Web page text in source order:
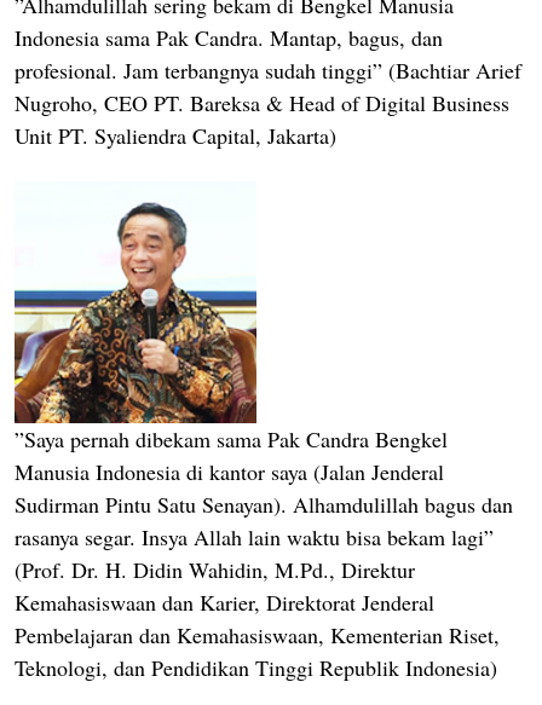
Indonesia sama Pak Candra. Mantap, bagus, dan
profesional. Jam terbangnya sudah tinggi” (Bachtiar Arief
Nugroho, CEO PT. Bareksa & Head of Digital Business
Unit PT. Syaliendra Capital, Jakarta)
”Saya pernah dibekam sama Pak Candra Bengkel
Manusia Indonesia di kantor saya (Jalan Jenderal
Sudirman Pintu Satu Senayan). Alhamdulillah bagus dan
rasanya segar. Insya Allah lain waktu bisa bekam lagi”
(Prof. Dr. H. Didin Wahidin, M.Pd., Direktur
Kemahasiswaan dan Karier, Direktorat Jenderal
Pembelajaran dan Kemahasiswaan, Kementerian Riset,
Teknologi, dan Pendidikan Tinggi Republik Indonesia)